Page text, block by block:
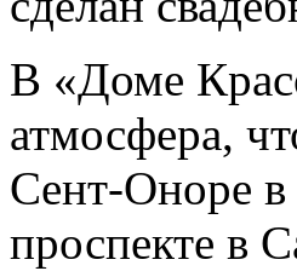
В «Доме
атмосфера,
Сент-Оноре
проспекте в